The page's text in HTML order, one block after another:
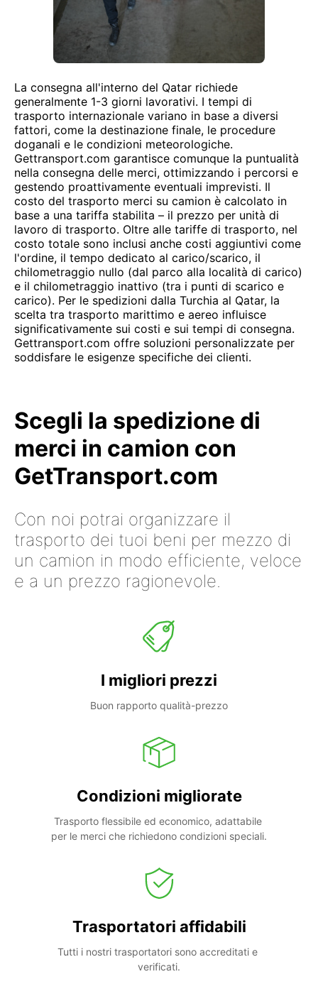
La consegna all'interno del Qatar richiede
generalmente 1-3 giorni lavorativi. I tempi di
trasporto internazionale variano in base a diversi
fattori, come la destinazione finale, le procedure
doganali e le condizioni meteorologiche.
Gettransport.com garantisce comunque la puntualità
nella consegna delle merci, ottimizzando i percorsi e
gestendo proattivamente eventuali imprevisti. Il
costo del trasporto merci su camion è calcolato in
base a una tariffa stabilita – il prezzo per unità di
lavoro di trasporto. Oltre alle tariffe di trasporto, nel
costo totale sono inclusi anche costi aggiuntivi come
l'ordine, il tempo dedicato al carico/scarico, il
chilometraggio nullo (dal parco alla località di carico)
e il chilometraggio inattivo (tra i punti di scarico e
carico). Per le spedizioni dalla Turchia al Qatar, la
scelta tra trasporto marittimo e aereo influisce
significativamente sui costi e sui tempi di consegna.
Gettransport.com offre soluzioni personalizzate per
soddisfare le esigenze specifiche dei clienti.
Scegli la spedizione di
merci in camion con
GetTransport.com
Con noi potrai organizzare il
trasporto dei tuoi beni per mezzo di
un camion in modo efficiente, veloce
e a un prezzo ragionevole.
I migliori prezzi
Buon rapporto qualità-prezzo
Condizioni migliorate
Trasporto flessibile ed economico, adattabile
per le merci che richiedono condizioni speciali.
Trasportatori affidabili
Tutti i nostri trasportatori sono accreditati e
verificati.